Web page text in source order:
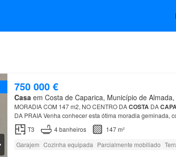
750 000 €
Casaem Costa de Caparica, Município de
MORADIA COM 147 m2, NO CENTRO DACOSTA DA
DA PRAIA Venha conhecer esta ótima moradia geminada,
rua perto Esta moradia
é composta por dois andares, e
T3 4banheiros
147 m²
Garajem Cozinha equipada Parcialmente mobiliado